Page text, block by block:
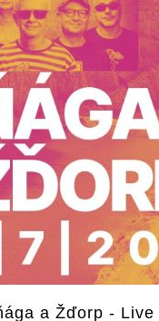
a Žďorp - Live